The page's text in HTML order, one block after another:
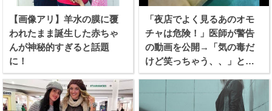
【画像アリ】羊水の膜に覆
われたまま誕生した赤ちゃ
んが神秘的すぎると話題
に！
「夜店でよく見るあのオモ
チャは危険！」医師が警告
の動画を公開→「気の毒だ
けど笑っちゃう、、」と話
題に！